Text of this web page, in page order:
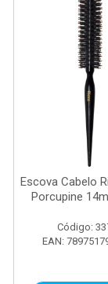
Escova Cabelo
Porcupine
Código:
EAN: